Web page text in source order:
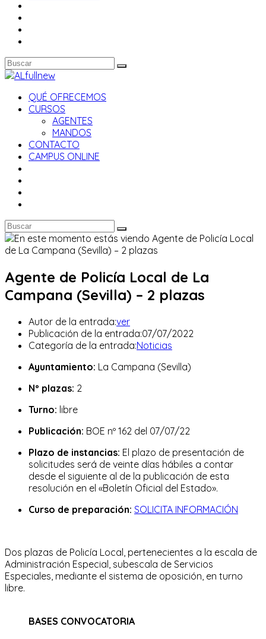
QUÉ OFRECEMOS
CURSOS
AGENTES
MANDOS
CONTACTO
CAMPUS ONLINE
Agente de Policía Local de La
Campana (Sevilla) – 2 plazas
Autor de la entrada:ver
Publicación de la entrada:07/07/2022
Categoría de la entrada:Noticias
Ayuntamiento: La Campana (Sevilla)
Nº plazas: 2
Turno: libre
Publicación: BOE nº 162 del 07/07/22
Plazo de instancias: El plazo de presentación de
solicitudes será de veinte días hábiles a contar
desde el siguiente al de la publicación de esta
resolución en el «Boletín Oficial del Estado».
Curso de preparación: SOLICITA INFORMACIÓN
Dos plazas de Policía Local, pertenecientes a la escala de
Administración Especial, subescala de Servicios
Especiales, mediante el sistema de oposición, en turno
libre.
BASES CONVOCATORIA